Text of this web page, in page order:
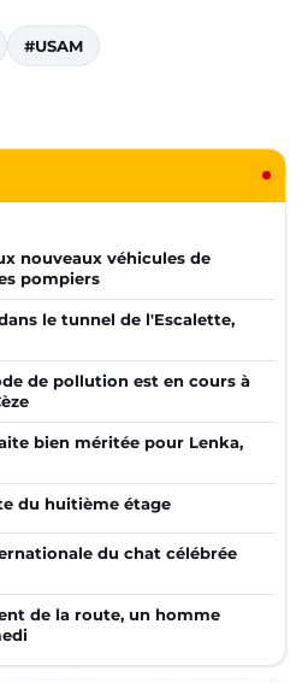
#USAM
nouveaux véhicules de
pompiers
le tunnel de l'Escalette,
de pollution est en cours à
bien méritée pour Lenka,
du huitième étage
du chat célébrée
de la route, un homme